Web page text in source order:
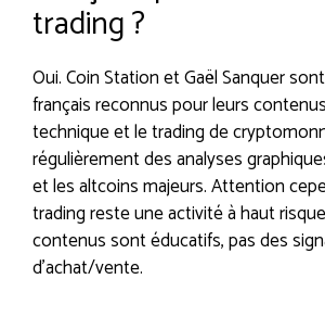
trading ?
Oui. Coin Station et Gaël Sanquer
français reconnus pour leurs
technique et le trading de
régulièrement des analyses
et les altcoins majeurs. Attention
trading reste une activité à haut
contenus sont éducatifs, pas des
d’achat/vente.